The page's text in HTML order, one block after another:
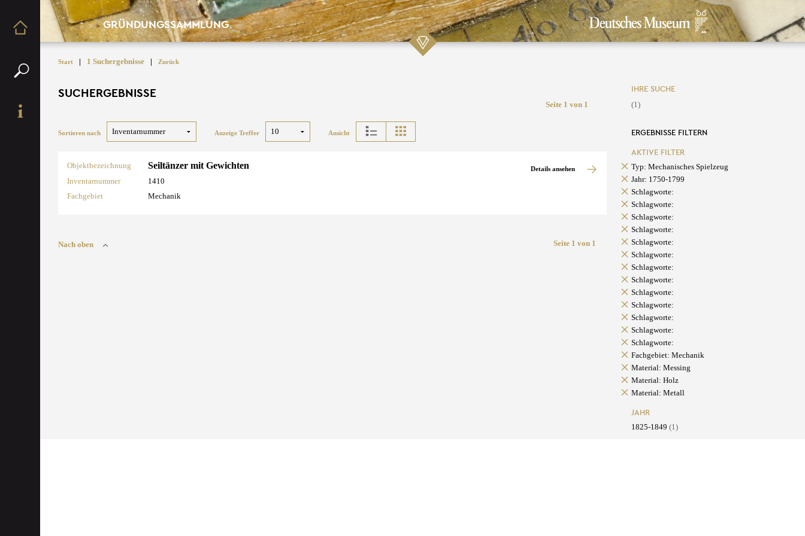
GRÜNDUNGSSAMMLUNG
Start | 1 Suchergebnisse | Zurück
SUCHERGEBNISSE
Seite 1 von 1
Sortieren nach Anzeige Treffer Ansicht
Objektbezeichnung Seiltänzer mit Gewichten
Inventarnummer
1410
Fachgebiet
Mechanik
Details ansehen
Nach oben Seite 1 von 1
IHRE SUCHE
(1)
ERGEBNISSE FILTERN
AKTIVE FILTER
Typ: Mechanisches Spielzeug
Jahr: 1750-1799
Schlagworte:
Schlagworte:
Schlagworte:
Schlagworte:
Schlagworte:
Schlagworte:
Schlagworte:
Schlagworte:
Schlagworte:
Schlagworte:
Schlagworte:
Schlagworte:
Schlagworte:
Fachgebiet: Mechanik
Material: Messing
Material: Holz
Material: Metall
JAHR
1825-1849 (1)